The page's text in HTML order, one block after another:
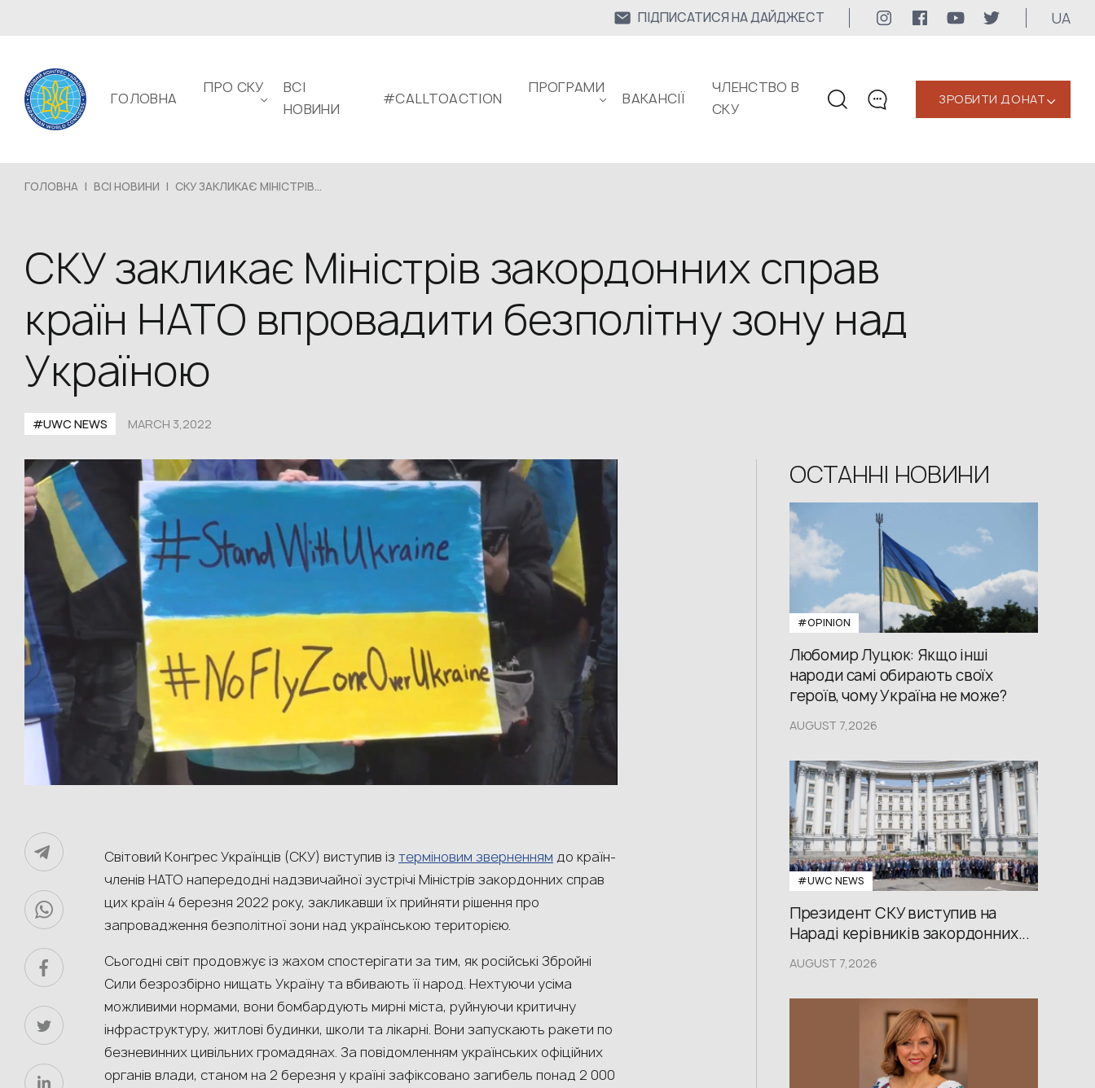
ПІДПИСАТИСЯ НА ДАЙДЖЕСТ UA
ГОЛОВНА
ПРО СКУ
ВСІ
НОВИНИ
#CALLTOACTION
ПРОГРАМИ
ВАКАНСІЇ
ЧЛЕНСТВО В
СКУ
КОНТАКТИ
Для медіа
24/7
uwc@ukrainianworldcongress.org
ЗРОБИТИ ДОНАТ‹
ГОЛОВНА | ВСІ НОВИНИ | СКУ ЗАКЛИКАЄ МІНІСТРІВ...
СКУ закликає Міністрів закордонних справ
країн НАТО впровадити безполітну зону над
Україною
#UWС NEWS MARCH 3,2022
Світовий Конґрес Українців (СКУ) виступив із терміновим зверненням до країн-
членів НАТО напередодні надзвичайної зустрічі Міністрів закордонних справ
цих країн 4 березня 2022 року, закликавши їх прийняти рішення про
запровадження безполітної зони над українською територією.
Сьогодні світ продовжує із жахом спостерігати за тим, як російські Збройні
Сили безрозбірно нищать Україну та вбивають її народ. Нехтуючи усіма
можливими нормами, вони бомбардують мирні міста, руйнуючи критичну
інфраструктуру, житлові будинки, школи та лікарні. Вони запускають ракети по
безневинних цивільних громадянах. За повідомленням українських офіційних
органів влади, станом на 2 березня у країні зафіксовано загибель понад 2 000
ОСТАННІ НОВИНИ
#OPINION
Любомир Луцюк: Якщо інші
народи самі обирають своїх
героїв, чому Україна не може?
AUGUST 7,2026
#UWС NEWS
Президент СКУ виступив на
Нараді керівників закордонних...
AUGUST 7,2026